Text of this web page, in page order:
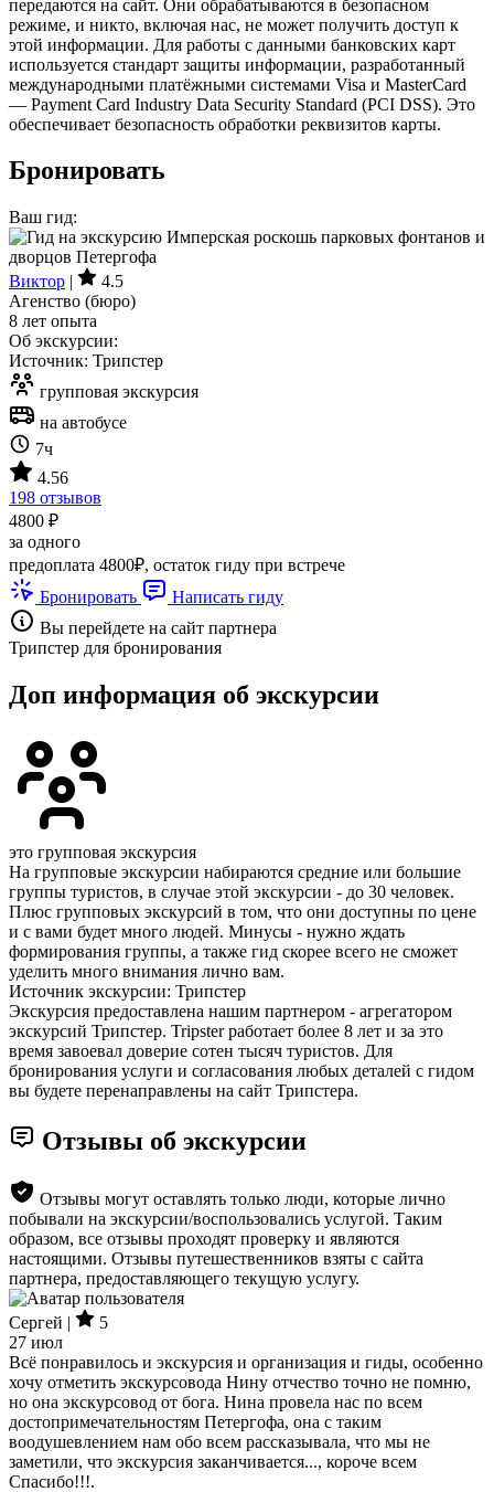
передаются на сайт. Они обрабатываются в безопасном
режиме, и никто, включая нас, не может получить доступ к
этой информации. Для работы с данными банковских карт
используется стандарт защиты информации, разработанный
международными платёжными системами Visa и MasterCard
— Payment Card Industry Data Security Standard (PCI DSS). Это
обеспечивает безопасность обработки реквизитов карты.
Бронировать
Ваш гид:
Виктор |
4.5
Агенство (бюро)
8 лет опыта
Об экскурсии:
Источник: Трипстер
групповая экскурсия
на автобусе
7ч
4.56
198 отзывов
4800 ₽
за одного
предоплата 4800₽, остаток гиду при встрече
Бронировать
Написать гиду
Вы перейдете на сайт партнера
Трипстер для бронирования
Доп информация об экскурсии
это групповая экскурсия
На групповые экскурсии набираются средние или большие
группы туристов, в случае этой экскурсии - до 30 человек.
Плюс групповых экскурсий в том, что они доступны по цене
и с вами будет много людей. Минусы - нужно ждать
формирования группы, а также гид скорее всего не сможет
уделить много внимания лично вам.
Источник экскурсии: Трипстер
Экскурсия предоставлена нашим партнером - агрегатором
экскурсий Трипстер. Tripster работает более 8 лет и за это
время завоевал доверие сотен тысяч туристов. Для
бронирования услуги и согласования любых деталей с гидом
вы будете перенаправлены на сайт Трипстера.
Отзывы об экскурсии
Отзывы могут оставлять только люди, которые лично
побывали на экскурсии/воспользовались услугой. Таким
образом, все отзывы проходят проверку и являются
настоящими. Отзывы путешественников взяты с сайта
партнера, предоставляющего текущую услугу.
Сергей |
5
27 июл
Всё понравилось и экскурсия и организация и гиды, особенно
хочу отметить экскурсовода Нину отчество точно не помню,
но она экскурсовод от бога. Нина провела нас по всем
достопримечательностям Петергофа, она с таким
воодушевлением нам обо всем рассказывала, что мы не
заметили, что экскурсия заканчивается..., короче всем
Спасибо!!!.